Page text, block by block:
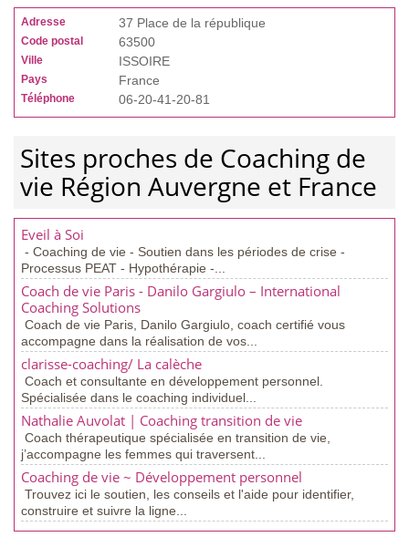
Adresse 37 Place de la république
Code postal 63500
Ville ISSOIRE
Pays France
Téléphone 06-20-41-20-81
Sites proches de Coaching de
vie Région Auvergne et France
Eveil à Soi
- Coaching de vie - Soutien dans les périodes de crise -
Processus PEAT - Hypothérapie -...
Coach de vie Paris - Danilo Gargiulo – International
Coaching Solutions
Coach de vie Paris, Danilo Gargiulo, coach certifié vous
accompagne dans la réalisation de vos...
clarisse-coaching/ La calèche
Coach et consultante en développement personnel.
Spécialisée dans le coaching individuel...
Nathalie Auvolat | Coaching transition de vie
Coach thérapeutique spécialisée en transition de vie,
j’accompagne les femmes qui traversent...
Coaching de vie ~ Développement personnel
Trouvez ici le soutien, les conseils et l'aide pour identifier,
construire et suivre la ligne...